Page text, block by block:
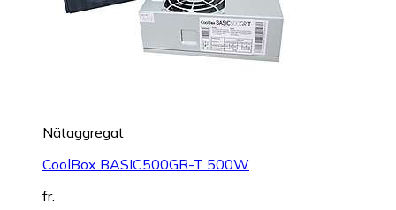
Nätaggregat
CoolBox BASIC500GR-T 500W
fr.